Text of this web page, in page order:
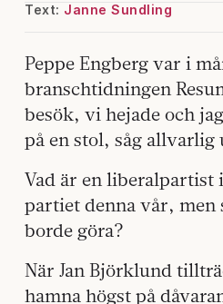
Text: Janne Sundling
Peppe Engberg var i
branschtidningen
besök, vi hejade och
på en stol, såg allvarlig
Vad är en liberalpartist
partiet denna vår, men
borde göra?
När Jan Björklund
hamna högst på